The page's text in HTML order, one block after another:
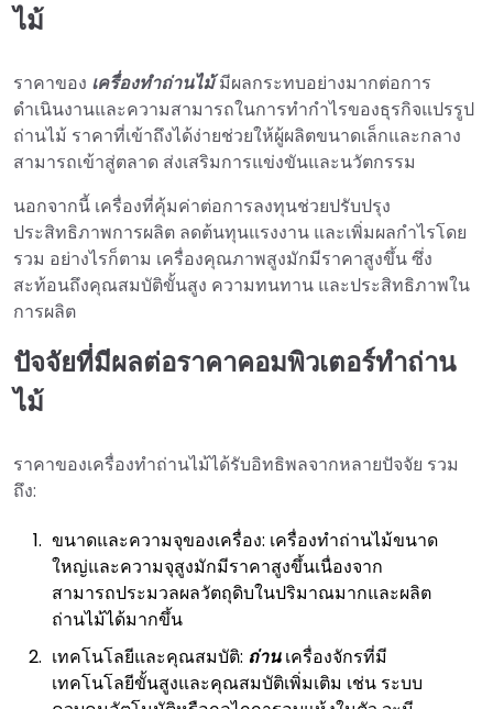
ไม้
ราคาของ เครื่องทำถ่านไม้มีผลกระทบอย่างมากต่อการ
ดำเนินงานและความสามารถในการทำกำไรของธุรกิจแปรรูป
ถ่านไม้ ราคาที่เข้าถึงได้ง่ายช่วยให้ผู้ผลิตขนาดเล็กและกลาง
สามารถเข้าสู่ตลาด ส่งเสริมการแข่งขันและนวัตกรรม
นอกจากนี้ เครื่องที่คุ้มค่าต่อการลงทุนช่วยปรับปรุง
ประสิทธิภาพการผลิต ลดต้นทุนแรงงาน และเพิ่มผลกำไรโดย
รวม อย่างไรก็ตาม เครื่องคุณภาพสูงมักมีราคาสูงขึ้น ซึ่ง
สะท้อนถึงคุณสมบัติขั้นสูง ความทนทาน และประสิทธิภาพใน
การผลิต
ปัจจัยที่มีผลต่อราคาคอมพิวเตอร์ทำถ่าน
ไม้
ราคาของเครื่องทำถ่านไม้ได้รับอิทธิพลจากหลายปัจจัย รวม
ถึง:
ขนาดและความจุของเครื่อง: เครื่องทำถ่านไม้ขนาด
ใหญ่และความจุสูงมักมีราคาสูงขึ้นเนื่องจาก
สามารถประมวลผลวัตถุดิบในปริมาณมากและผลิต
ถ่านไม้ได้มากขึ้น
เทคโนโลยีและคุณสมบัติ: ถ่านเครื่องจักรที่มี
เทคโนโลยีขั้นสูงและคุณสมบัติเพิ่มเติม เช่น ระบบ